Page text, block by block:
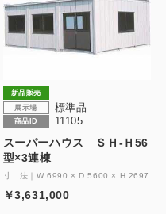
募集
新品販売
展示場
標準品
商品ID 11105
スーパーハウス ＳＨ-Ｈ56
型×3連棟
寸 法｜W 6990 × D 5600 × H 2697
￥3,631,000